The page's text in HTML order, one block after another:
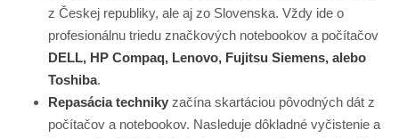
z Českej republiky, ale aj zo Slovenska. Vždy ide o
profesionálnu triedu značkových notebookov a počítačov
DELL, HP Compaq, Lenovo, Fujitsu Siemens, alebo
Toshiba.
Repasácia techniky začína skartáciou pôvodných dát z
počítačov a notebookov. Nasleduje dôkladné vyčistenie a